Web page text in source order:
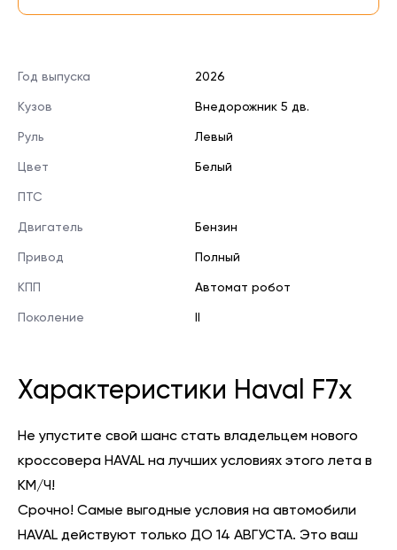
Год выпуска 2026
Кузов Внедорожник 5 дв.
Руль Левый
Цвет Белый
ПТС
Двигатель Бензин
Привод Полный
КПП Автомат робот
Поколение II
Характеристики Haval F7x
Не упустите свой шанс стать владельцем нового
кроссовера HAVAL на лучших условиях этого лета в
КМ/Ч!
Срочно! Самые выгодные условия на автомобили
HAVAL действуют только ДО 14 АВГУСТА. Это ваш